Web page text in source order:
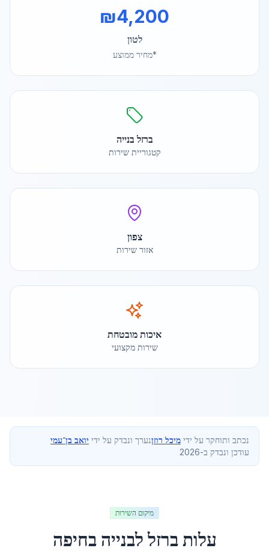
₪4,200
לטון
*מחיר ממוצע
ברזל בנייה
קטגוריית שירות
צפון
אזור שירות
איכות מובטחת
שירות מקצועי
נכתב ותוחקר על ידי מיכל רוזןנערך ונבדק על ידי יואב בן־עמי
עודכן ונבדק ב-2026
מיקום השירות
עלות ברזל לבנייה בחיפה